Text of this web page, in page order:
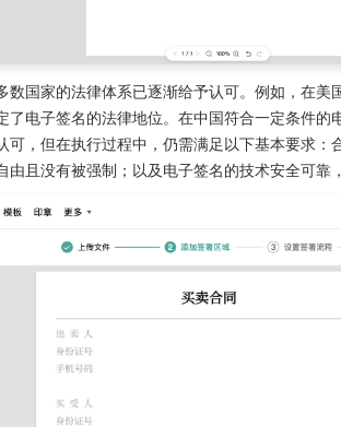
数国家的法律体系已逐渐给予认可。例如，在
了电子签名的法律地位。在中国符合一定条件的
可，但在执行过程中，仍需满足以下基本要求
且没有被强制；以及电子签名的技术安全可靠